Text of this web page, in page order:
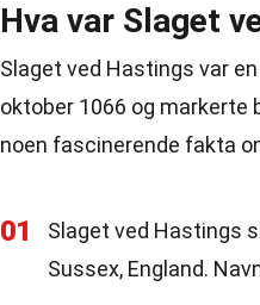
Hva var Slaget
Slaget ved Hastings var
oktober 1066 og markerte
noen fascinerende fakta
01
Slaget ved Hastings
Sussex, England.